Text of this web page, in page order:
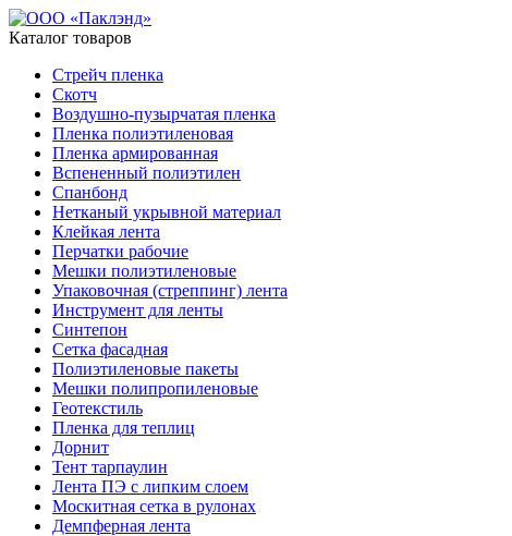
Каталог товаров
Стрейч пленка
Скотч
Воздушно-пузырчатая пленка
Пленка полиэтиленовая
Пленка армированная
Вспененный полиэтилен
Спанбонд
Нетканый укрывной материал
Клейкая лента
Перчатки рабочие
Мешки полиэтиленовые
Упаковочная (стреппинг) лента
Инструмент для ленты
Синтепон
Сетка фасадная
Полиэтиленовые пакеты
Мешки полипропиленовые
Геотекстиль
Пленка для теплиц
Дорнит
Тент тарпаулин
Лента ПЭ с липким слоем
Москитная сетка в рулонах
Демпферная лента